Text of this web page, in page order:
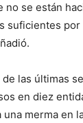
no se están
suficientes por
las últimas
en diez
merma en